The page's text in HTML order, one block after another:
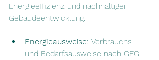
Energieeffizienz und nachhaltiger
Gebäudeentwicklung:
Energieausweise: Verbrauchs-
und Bedarfsausweise nach GEG